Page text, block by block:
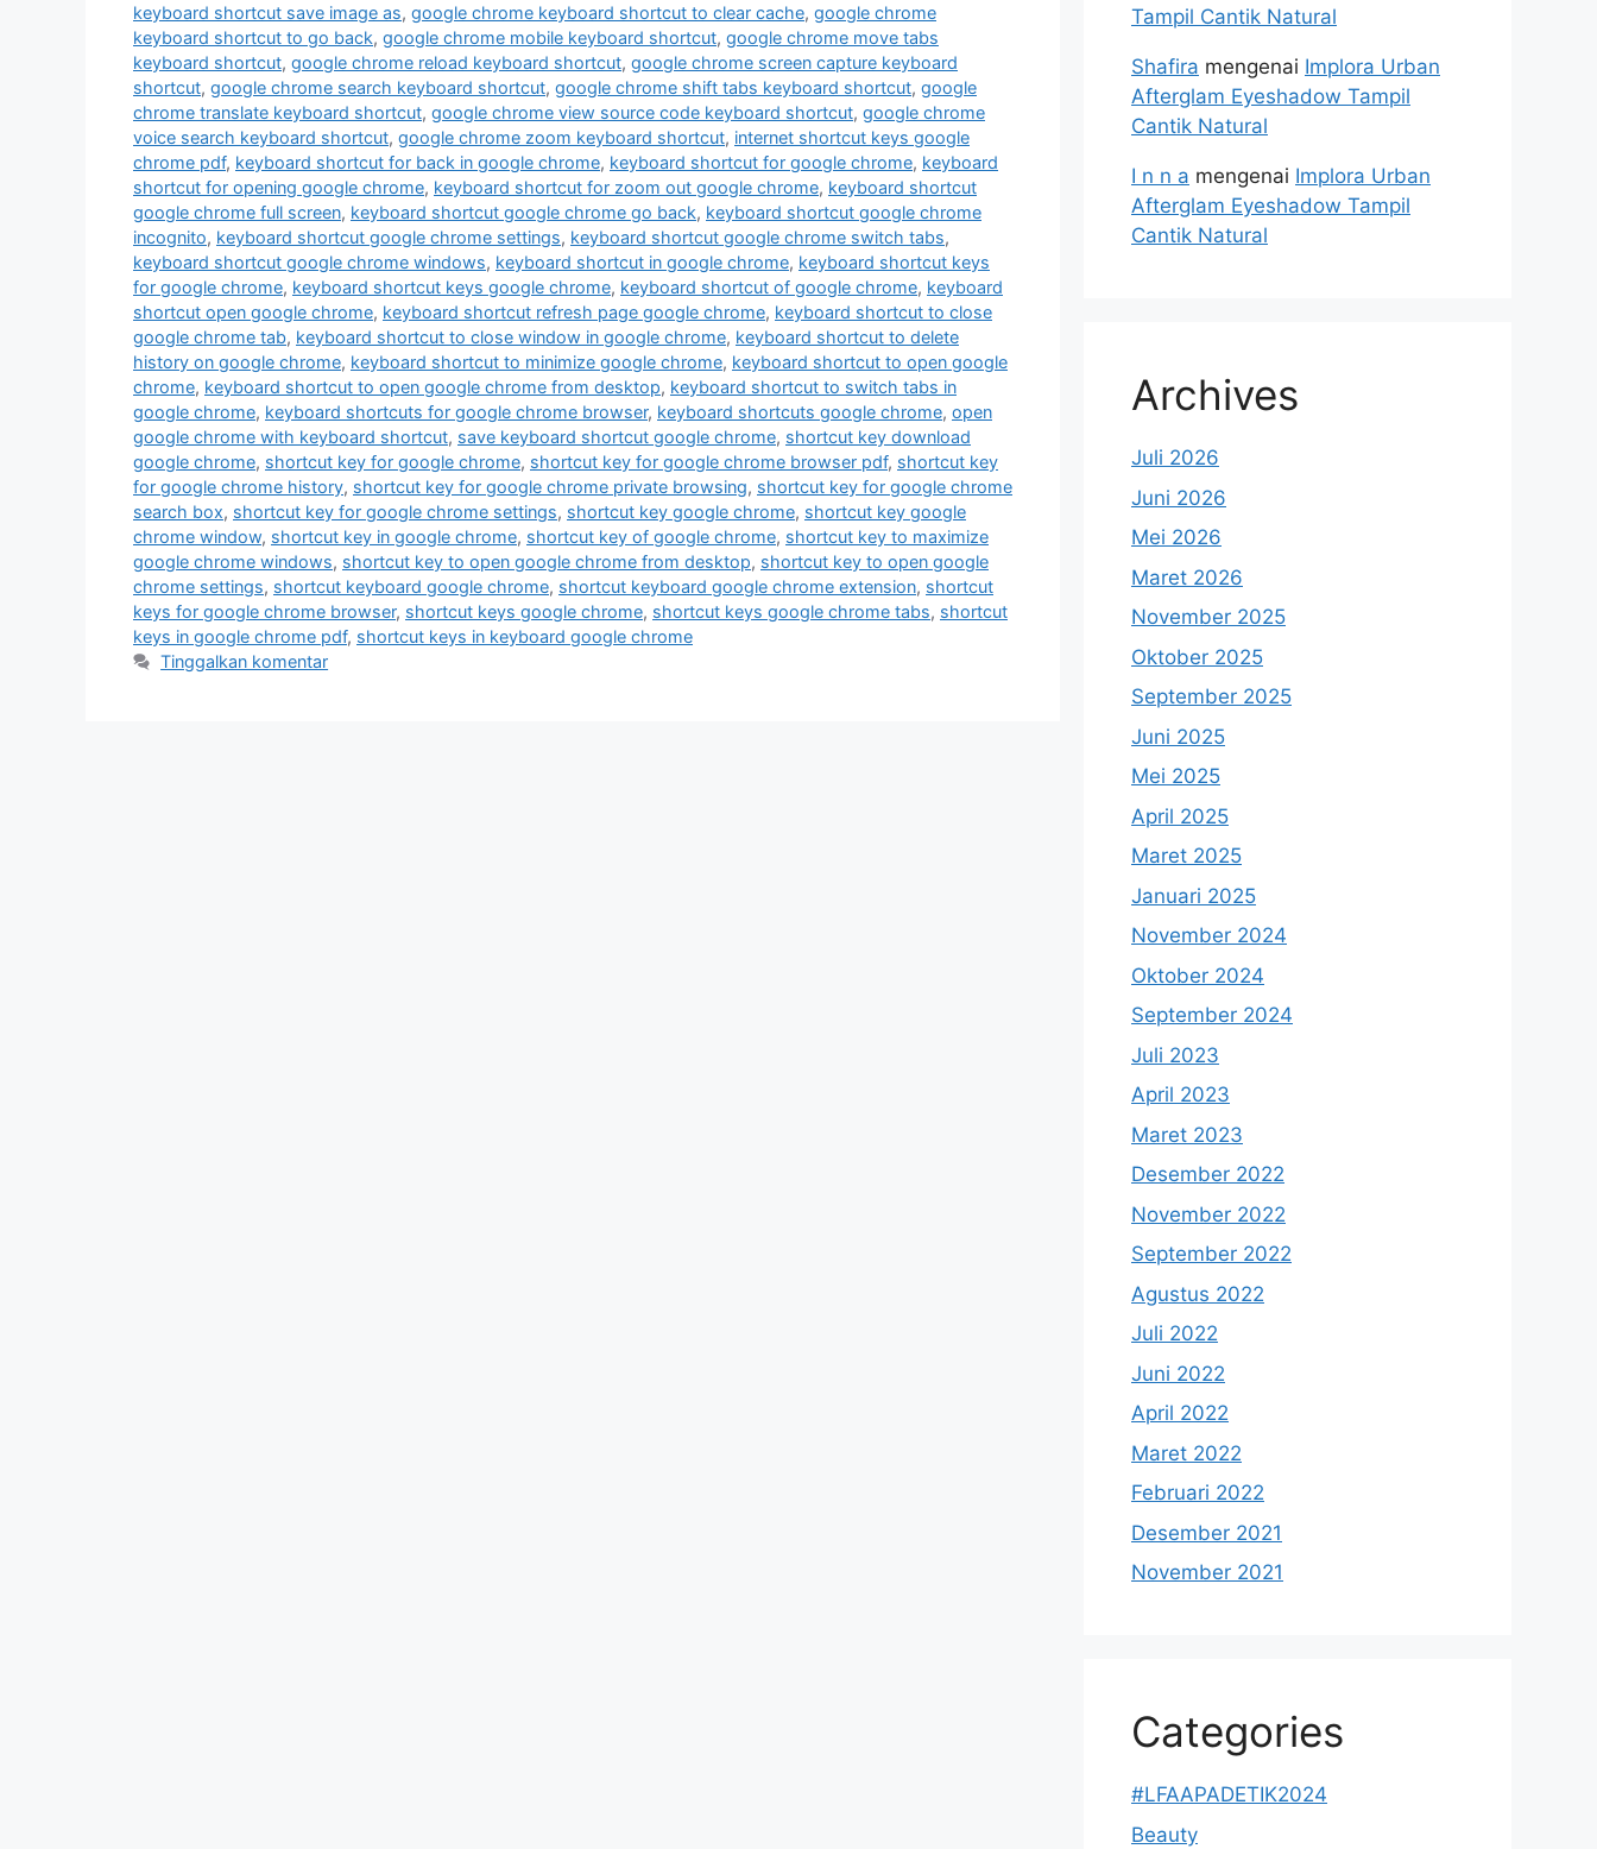
keyboard shortcut save image as, google chrome keyboard shortcut to clear cache, google chrome
keyboard shortcut to go back, google chrome mobile keyboard shortcut, google chrome move tabs
keyboard shortcut, google chrome reload keyboard shortcut, google chrome screen capture keyboard
shortcut, google chrome search keyboard shortcut, google chrome shift tabs keyboard shortcut, google
chrome translate keyboard shortcut, google chrome view source code keyboard shortcut, google chrome
voice search keyboard shortcut, google chrome zoom keyboard shortcut, internet shortcut keys google
chrome pdf, keyboard shortcut for back in google chrome, keyboard shortcut for google chrome, keyboard
shortcut for opening google chrome, keyboard shortcut for zoom out google chrome, keyboard shortcut
google chrome full screen, keyboard shortcut google chrome go back, keyboard shortcut google chrome
incognito, keyboard shortcut google chrome settings, keyboard shortcut google chrome switch tabs,
keyboard shortcut google chrome windows, keyboard shortcut in google chrome, keyboard shortcut keys
for google chrome, keyboard shortcut keys google chrome, keyboard shortcut of google chrome, keyboard
shortcut open google chrome, keyboard shortcut refresh page google chrome, keyboard shortcut to close
google chrome tab, keyboard shortcut to close window in google chrome, keyboard shortcut to delete
history on google chrome, keyboard shortcut to minimize google chrome, keyboard shortcut to open google
chrome, keyboard shortcut to open google chrome from desktop, keyboard shortcut to switch tabs in
google chrome, keyboard shortcuts for google chrome browser, keyboard shortcuts google chrome, open
google chrome with keyboard shortcut, save keyboard shortcut google chrome, shortcut key download
google chrome, shortcut key for google chrome, shortcut key for google chrome browser pdf, shortcut key
for google chrome history, shortcut key for google chrome private browsing, shortcut key for google chrome
search box, shortcut key for google chrome settings, shortcut key google chrome, shortcut key google
chrome window, shortcut key in google chrome, shortcut key of google chrome, shortcut key to maximize
google chrome windows, shortcut key to open google chrome from desktop, shortcut key to open google
chrome settings, shortcut keyboard google chrome, shortcut keyboard google chrome extension, shortcut
keys for google chrome browser, shortcut keys google chrome, shortcut keys google chrome tabs, shortcut
keys in google chrome pdf, shortcut keys in keyboard google chrome
Tinggalkan komentar
Tampil Cantik Natural
Shafira mengenai Implora Urban
Afterglam Eyeshadow Tampil
Cantik Natural
I n n a mengenai Implora Urban
Afterglam Eyeshadow Tampil
Cantik Natural
Archives
Juli 2026
Juni 2026
Mei 2026
Maret 2026
November 2025
Oktober 2025
September 2025
Juni 2025
Mei 2025
April 2025
Maret 2025
Januari 2025
November 2024
Oktober 2024
September 2024
Juli 2023
April 2023
Maret 2023
Desember 2022
November 2022
September 2022
Agustus 2022
Juli 2022
Juni 2022
April 2022
Maret 2022
Februari 2022
Desember 2021
November 2021
Categories
#LFAAPADETIK2024
Beauty